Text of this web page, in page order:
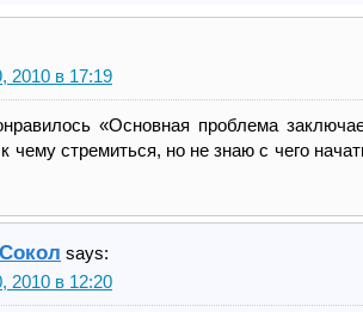
2010 в 17:19
«Основная проблема
чему стремиться, но не знаю с чего
says:
2010 в 12:20